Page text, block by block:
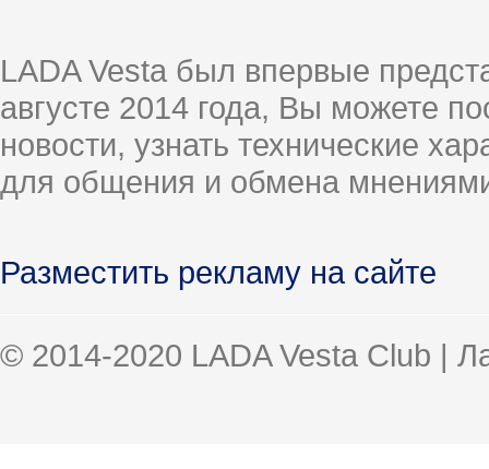
LADA Vesta был впервые
августе 2014 года, Вы можете
новости, узнать технические
для общения и обмена
Разместить рекламу на сайте
© 2014-2020 LADA Vesta Club |